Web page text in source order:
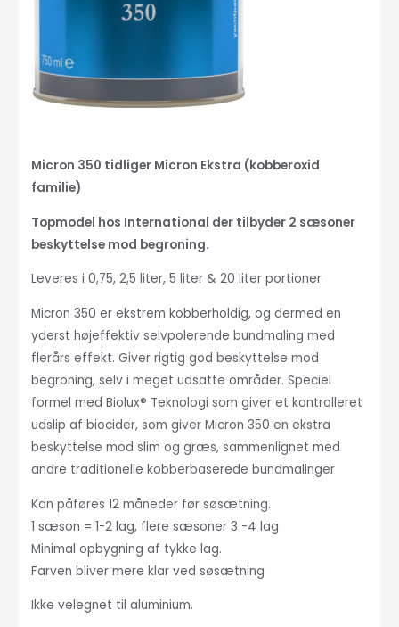
Micron 350 tidliger Micron Ekstra (kobberoxid
familie)
Topmodel hos International der tilbyder 2 sæsoner
beskyttelse mod begroning.
Leveres i 0,75, 2,5 liter, 5 liter & 20 liter portioner
Micron 350 er ekstrem kobberholdig, og dermed en
yderst højeffektiv selvpolerende bundmaling med
flerårs effekt. Giver rigtig god beskyttelse mod
begroning, selv i meget udsatte områder. Speciel
formel med Biolux® Teknologi som giver et kontrolleret
udslip af biocider, som giver Micron 350 en ekstra
beskyttelse mod slim og græs, sammenlignet med
andre traditionelle kobberbaserede bundmalinger
Kan påføres 12 måneder før søsætning.
1 sæson = 1-2 lag, flere sæsoner 3 -4 lag
Minimal opbygning af tykke lag.
Farven bliver mere klar ved søsætning
Ikke velegnet til aluminium.